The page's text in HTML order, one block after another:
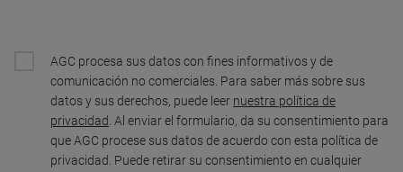
AGC procesa sus datos con fines informativos y de
comunicación no comerciales. Para saber más sobre sus
datos y sus derechos, puede leer nuestra política de
privacidad . Al enviar el formulario, da su consentimiento para
que AGC procese sus datos de acuerdo con esta política de
privacidad. Puede retirar su consentimiento en cualquier